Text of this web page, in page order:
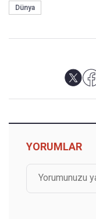
Dünya
YORUMLAR